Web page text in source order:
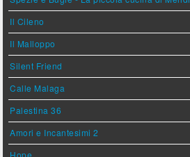
Il Cileno
Il Malloppo
Silent Friend
Calle Malaga
Palestina 36
Amori e Incantesimi 2
Hope